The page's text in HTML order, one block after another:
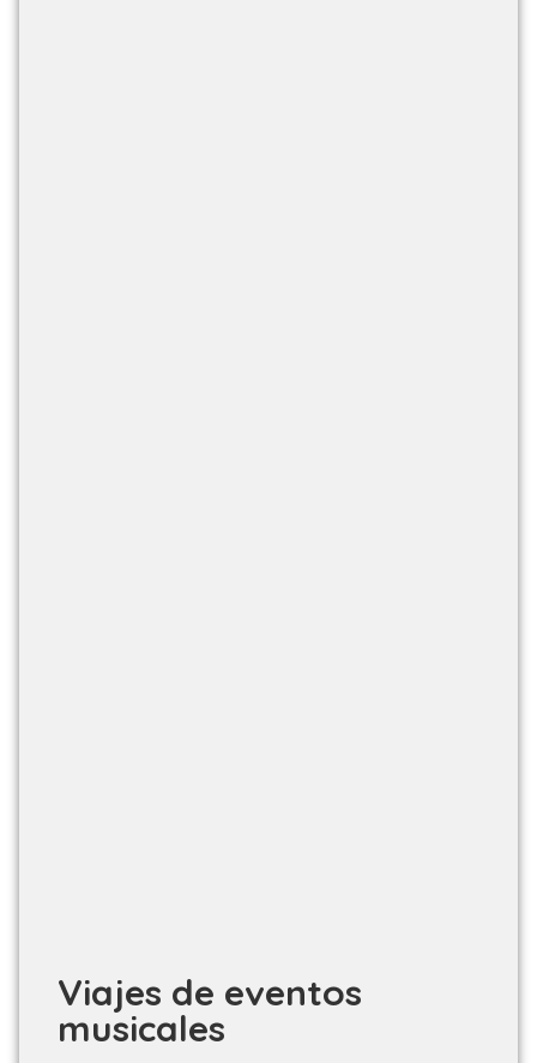
Viajes de eventos
musicales